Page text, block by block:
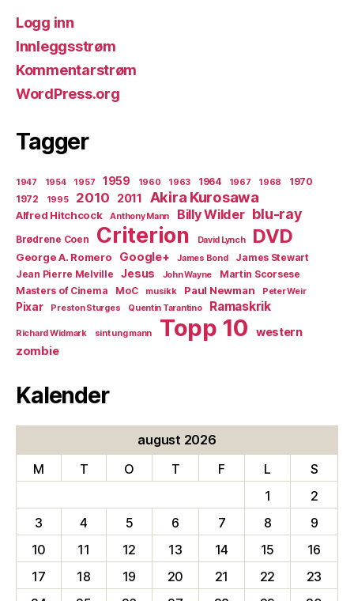
Logg inn
Innleggsstrøm
Kommentarstrøm
WordPress.org
Tagger
1947 1954 1957 1959 1960 1963 1964 1967 1968
1970
1972
1995 2010 2011 Akira Kurosawa
Alfred Hitchcock Anthony Mann Billy Wilder blu-ray
Brødrene Coen Criterion David Lynch DVD
George A. Romero Google+ James Bond
James Stewart
Jean Pierre Melville
Jesus John Wayne
Martin Scorsese
Masters of Cinema
MoC musikk Paul Newman Peter Weir
Pixar Preston Sturges Quentin Tarantino Ramaskrik
Richard Widmark sint ung mann Topp 10
western
zombie
Kalender
august 2026
M
T O T F L
S
1
2
3
4 5 6 7 8
9
10
11 12 13 14 15
16
17
18 19 20 21 22
23